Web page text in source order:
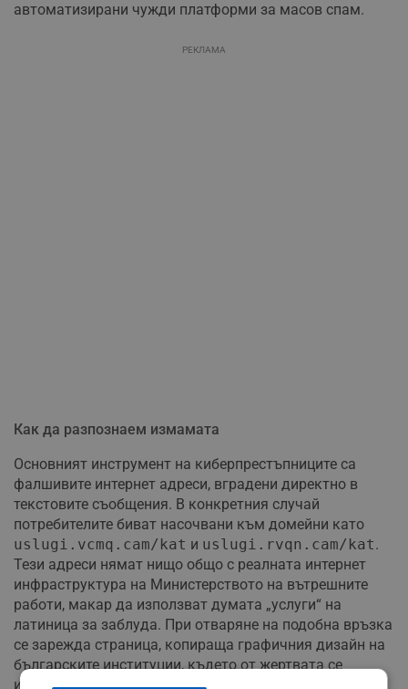
автоматизирани чужди платформи за масов спам.
РЕКЛАМА
Как да разпознаем измамата
Основният инструмент на киберпрестъпниците са
фалшивите интернет адреси, вградени директно в
текстовите съобщения. В конкретния случай
потребителите биват насочвани към домейни като
uslugi.vcmq.cam/kat и uslugi.rvqn.cam/kat.
Тези адреси нямат нищо общо с реалната интернет
инфраструктура на Министерството на вътрешните
работи, макар да използват думата „услуги“ на
латиница за заблуда. При отваряне на подобна връзка
се зарежда страница, копираща графичния дизайн на
българските институции, където от жертвата се
изисква да въведе номера на банковата си карта и